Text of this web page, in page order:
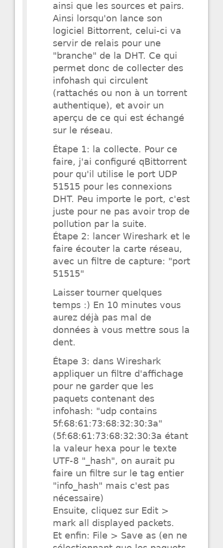
ainsi que les sources et pairs.
Ainsi lorsqu'on lance son
logiciel Bittorrent, celui-ci va
servir de relais pour une
"branche" de la DHT. Ce qui
permet donc de collecter des
infohash qui circulent
(rattachés ou non à un torrent
authentique), et avoir un
aperçu de ce qui est échangé
sur le réseau.
Étape 1: la collecte. Pour ce
faire, j'ai configuré qBittorrent
pour qu'il utilise le port UDP
51515 pour les connexions
DHT. Peu importe le port, c'est
juste pour ne pas avoir trop de
pollution par la suite.
Étape 2: lancer Wireshark et le
faire écouter la carte réseau,
avec un filtre de capture: "port
51515"
Laisser tourner quelques
temps :) En 10 minutes vous
aurez déjà pas mal de
données à vous mettre sous la
dent.
Étape 3: dans Wireshark
appliquer un filtre d'affichage
pour ne garder que les
paquets contenant des
infohash: "udp contains
5f:68:61:73:68:32:30:3a"
(5f:68:61:73:68:32:30:3a étant
la valeur hexa pour le texte
UTF-8 "_hash", on aurait pu
faire un filtre sur le tag entier
"info_hash" mais c'est pas
nécessaire)
Ensuite, cliquez sur Edit >
mark all displayed packets.
Et enfin: File > Save as (en ne